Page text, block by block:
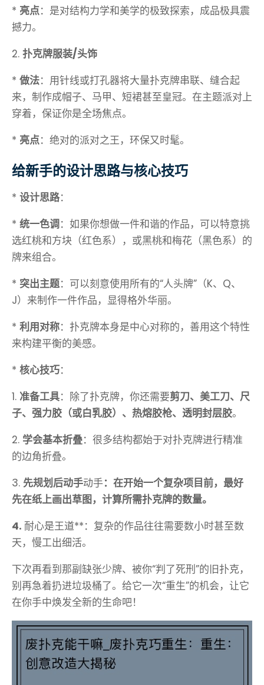
* 亮点：是对结构力学和美学的极致探索，成品极具震
撼力。
2. 扑克牌服装/头饰
* 做法：用针线或打孔器将大量扑克牌串联、缝合起
来，制作成帽子、马甲、短裙甚至皇冠。在主题派对上
穿着，保证你是全场焦点。
* 亮点：绝对的派对之王，环保又时髦。
给新手的设计思路与核心技巧
* 设计思路：
* 统一色调：如果你想做一件和谐的作品，可以特意挑
选红桃和方块（红色系），或黑桃和梅花（黑色系）的
牌来组合。
* 突出主题：可以刻意使用所有的“人头牌”（K、Q、
J）来制作一件作品，显得格外华丽。
* 利用对称：扑克牌本身是中心对称的，善用这个特性
来构建平衡的美感。
* 核心技巧：
1. 准备工具：除了扑克牌，你还需要剪刀、美工刀、尺
子、强力胶（或白乳胶）、热熔胶枪、透明封层胶。
2. 学会基本折叠：很多结构都始于对扑克牌进行精准
的边角折叠。
3. 先规划后动手动手：在开始一个复杂项目前，最好
先在纸上画出草图，计算所需扑克牌的数量。
4. 耐心是王道**：复杂的作品往往需要数小时甚至数
天，慢工出细活。
下次再看到那副缺张少牌、被你“判了死刑”的旧扑克，
别再急着扔进垃圾桶了。给它一次“重生”的机会，让它
在你手中焕发全新的生命吧！